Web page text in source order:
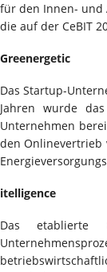
für den Innen- und
die auf der CeBIT
Greenergetic
Das Startup-
Jahren wurde
Unternehmen
den Onlinevertrieb
itelligence
Das etablierte